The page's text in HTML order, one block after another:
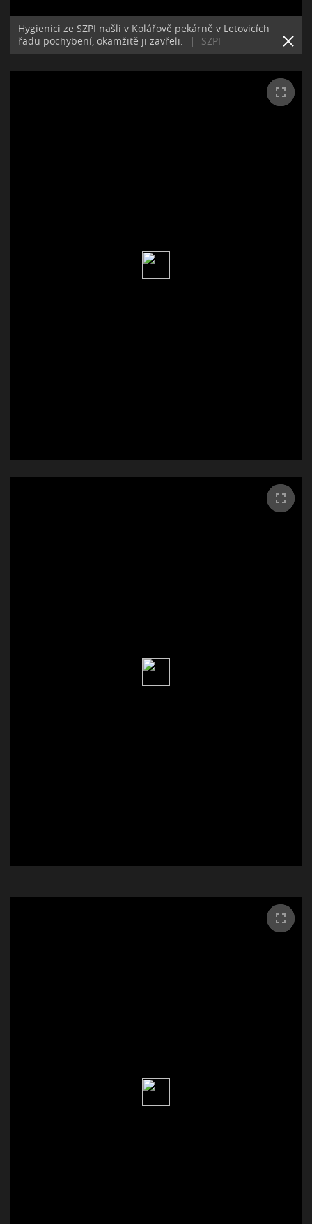
Hygienici ze SZPI našli v Kolářově pekárně v Letovicích
řadu pochybení, okamžitě ji zavřeli.
| SZPI